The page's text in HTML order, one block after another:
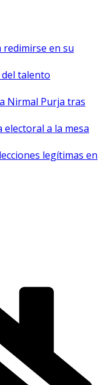
redimirse en su
del talento
Nirmal Purja tras
a la mesa
legítimas en